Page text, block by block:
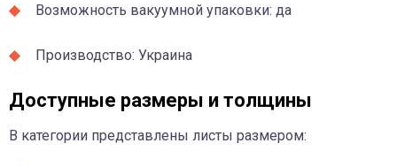
Возможность вакуумной упаковки: да
Производство: Украина
Доступные размеры и толщины
В категории представлены листы размером: